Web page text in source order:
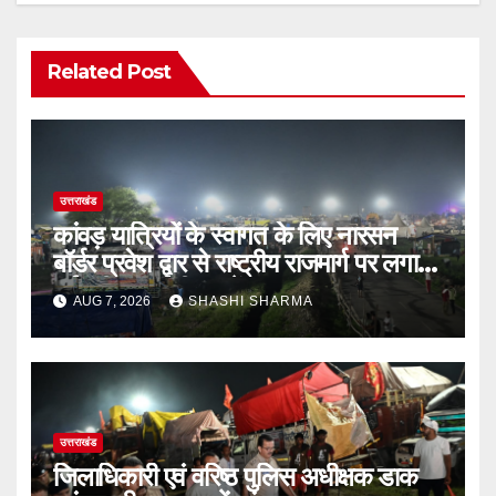
Related Post
उत्तराखंड
कांवड़ यात्रियों के स्वागत के लिए नारसन
बॉर्डर प्रवेश द्वार से राष्ट्रीय राजमार्ग पर लगाई
गई रंगीन एलईडी लाइटें
AUG 7, 2026 SHASHI SHARMA
उत्तराखंड
जिलाधिकारी एवं वरिष्ठ पुलिस अधीक्षक डाक